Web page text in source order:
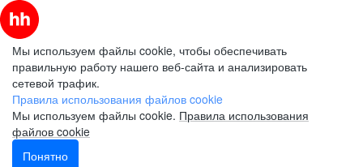
Мы используем файлы cookie, чтобы обеспечивать
правильную работу нашего веб-сайта и анализировать
сетевой трафик.
Правила использования файлов cookie
Мы используем файлы cookie. Правила использования
файлов cookie
Понятно